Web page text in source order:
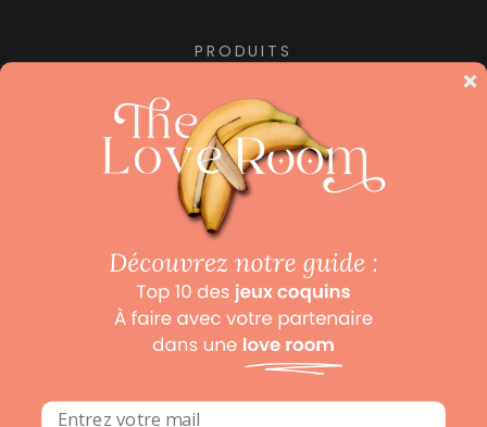
PRODUITS
Jacuzzi privatif
Nuit insolite
Pour les amoureux des hôtels de luxe, ne manquez
pas notre collection «Beaux Hôtels
hôtels de luxe et hôtels avec spa.
Mentions légales
Conditions Générales de Ventes